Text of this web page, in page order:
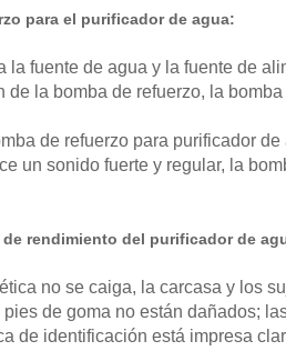
para el purificador de agua:
fuente de agua y la fuente de
la bomba de refuerzo, la
de refuerzo para purificador
un sonido fuerte y regular, la
rendimiento del purificador de
no se caiga, la carcasa y los
de goma no están dañados;
de identificación está impresa